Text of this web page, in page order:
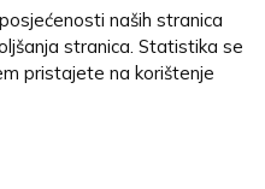
naših stranica
stranica. Statistika se
pristajete na korištenje